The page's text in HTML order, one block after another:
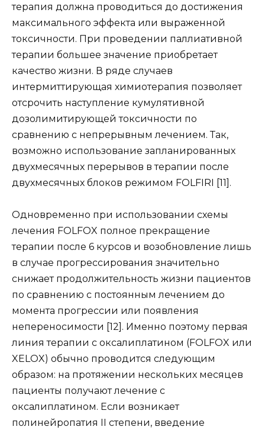
терапия должна проводиться до достижения
максимального эффекта или выраженной
токсичности. При проведении паллиативной
терапии большее значение приобретает
качество жизни. В ряде случаев
интермиттирующая химиотерапия позволяет
отсрочить наступление кумулятивной
дозолимитирующей токсичности по
сравнению с непрерывным лечением. Так,
возможно использование запланированных
двухмесячных перерывов в терапии после
двухмесячных блоков режимом FOLFIRI [11].
Одновременно при использовании схемы
лечения FOLFOX полное прекращение
терапии после 6 курсов и возобновление лишь
в случае прогрессирования значительно
снижает продолжительность жизни пациентов
по сравнению с постоянным лечением до
момента прогрессии или появления
непереносимости [12]. Именно поэтому первая
линия терапии с оксалиплатином (FOLFOX или
XELOX) обычно проводится следующим
образом: на протяжении нескольких месяцев
пациенты получают лечение с
оксалиплатином. Если возникает
полинейропатия II степени, введение